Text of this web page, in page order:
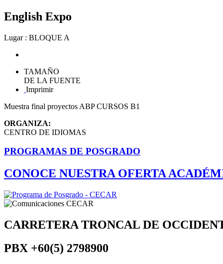
English Expo
Lugar : BLOQUE A
TAMAÑO
DE LA FUENTE
Imprimir
Muestra final proyectos ABP CURSOS B1
ORGANIZA:
CENTRO DE IDIOMAS
PROGRAMAS DE POSGRADO
CONOCE NUESTRA OFERTA
CARRETERA TRONCAL DE
PBX +60(5) 2798900